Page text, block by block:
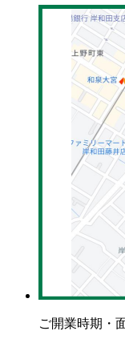
ご開業時期・